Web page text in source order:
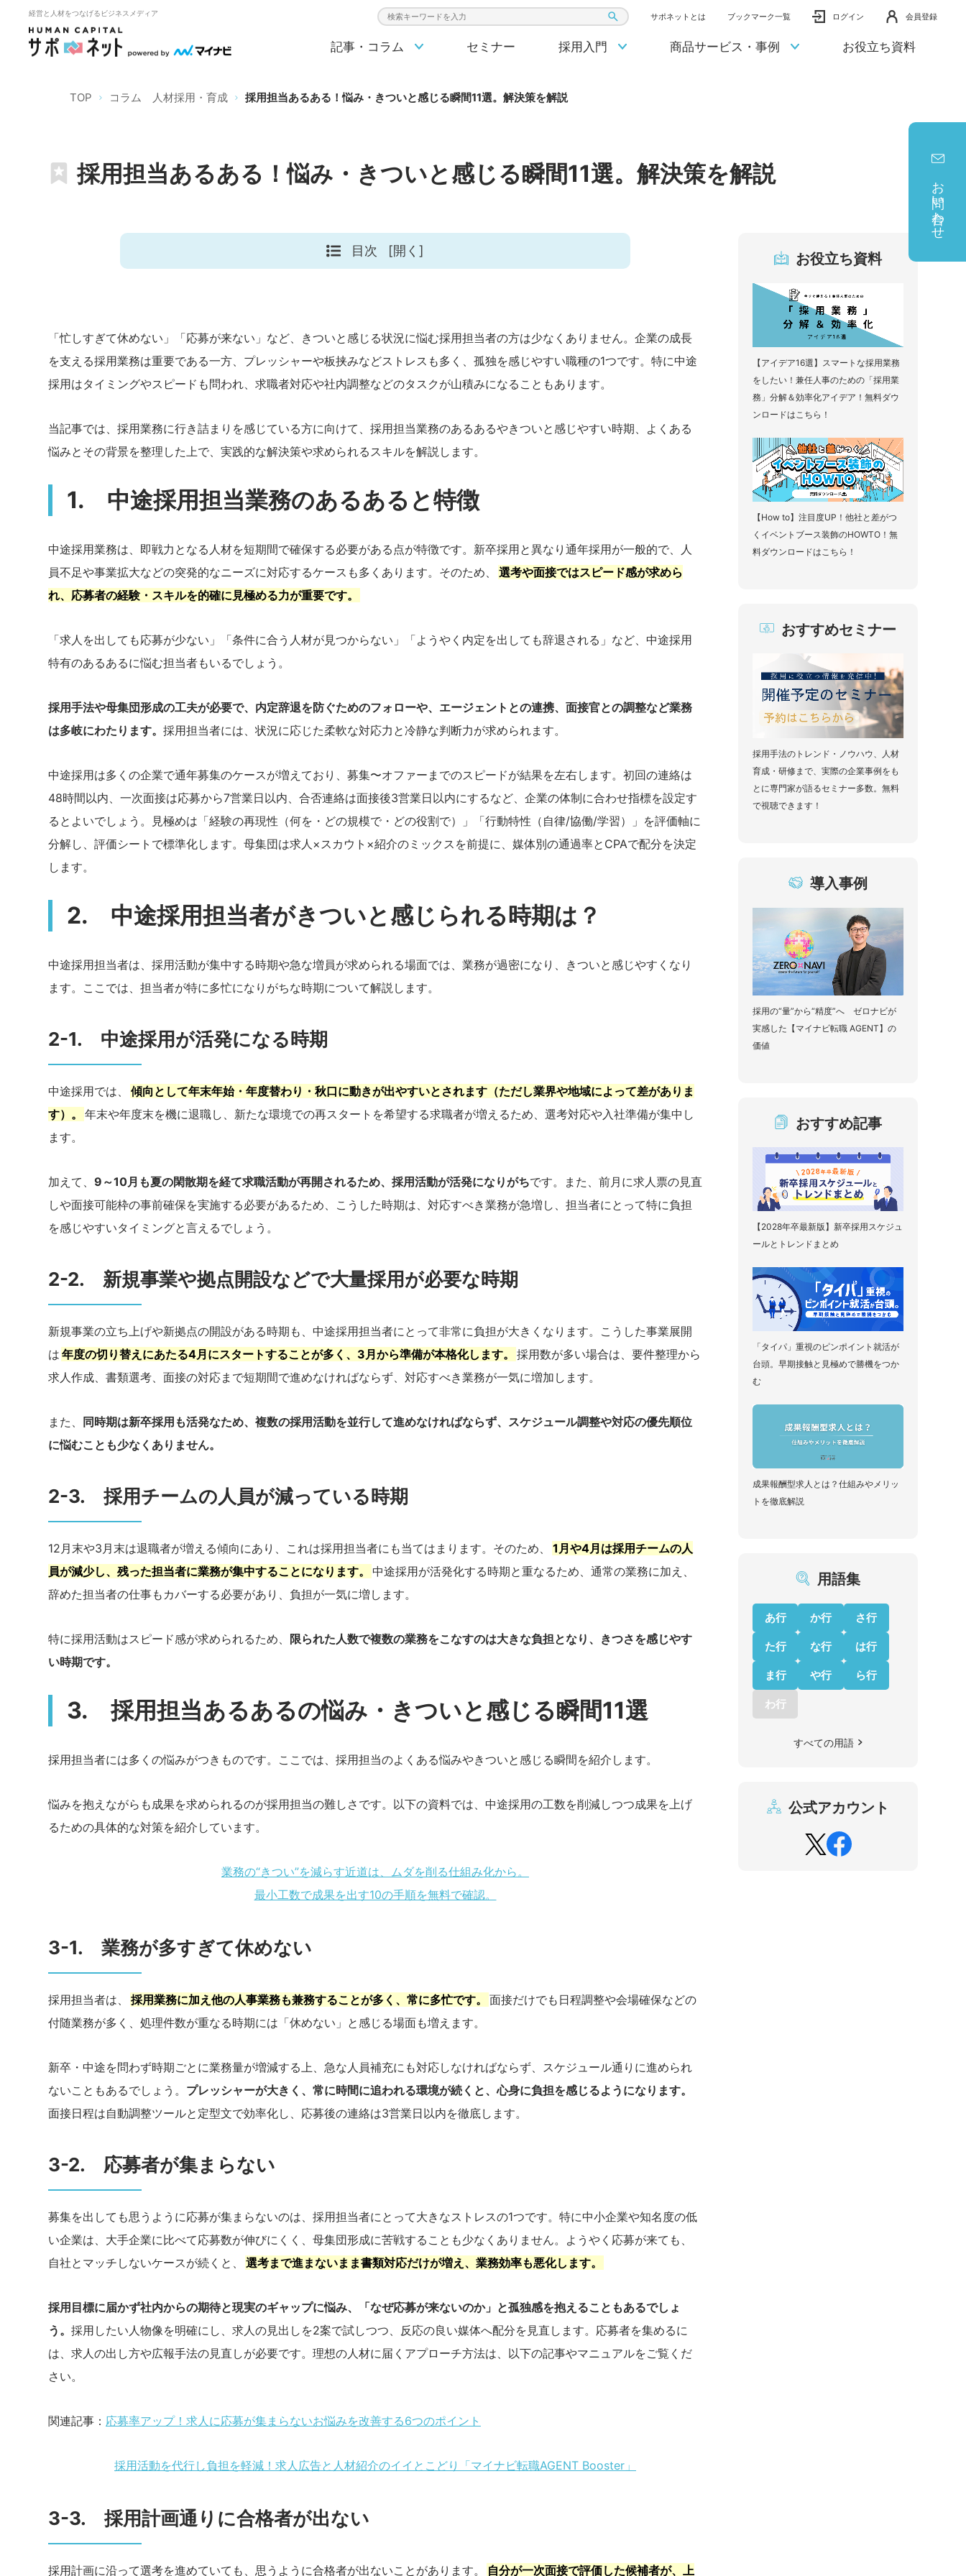
経営と人材をつなげるビジネスメディア
検索キーワード入力 サポネットとは ブックマーク一覧 ログイン 会員登録
記事・コラム セミナー 採用入門 商品サービス・事例 お役立ち資料
お問い合わせ
TOP コラム 人材採用・育成 採用担当あるある！悩み・きついと感じる瞬間11選。解決策を解説
採用担当あるある！悩み・きついと感じる瞬間11選。解決策を解説
目次 [開く]
「忙しすぎて休めない」「応募が来ない」など、きついと感じる状況に悩む採用担当者の方は少なくありません。企業の成長
を支える採用業務は重要である一方、プレッシャーや板挟みなどストレスも多く、孤独を感じやすい職種の1つです。特に中途
採用はタイミングやスピードも問われ、求職者対応や社内調整などのタスクが山積みになることもあります。
当記事では、採用業務に行き詰まりを感じている方に向けて、採用担当業務のあるあるやきついと感じやすい時期、よくある
悩みとその背景を整理した上で、実践的な解決策や求められるスキルを解説します。
1. 中途採用担当業務のあるあると特徴
中途採用業務は、即戦力となる人材を短期間で確保する必要がある点が特徴です。新卒採用と異なり通年採用が一般的で、人
員不足や事業拡大などの突発的なニーズに対応するケースも多くあります。そのため、
選考や面接ではスピード感が求めら
れ、応募者の経験・スキルを的確に見極める力が重要です。
「求人を出しても応募が少ない」「条件に合う人材が見つからない」「ようやく内定を出しても辞退される」など、中途採用
特有のあるあるに悩む担当者もいるでしょう。
採用手法や母集団形成の工夫が必要で、内定辞退を防ぐためのフォローや、エージェントとの連携、面接官との調整など業務
は多岐にわたります。 採用担当者には、状況に応じた柔軟な対応力と冷静な判断力が求められます。
中途採用は多くの企業で通年募集のケースが増えており、募集〜オファーまでのスピードが結果を左右します。初回の連絡は
48時間以内、一次面接は応募から7営業日以内、合否連絡は面接後3営業日以内にするなど、企業の体制に合わせ指標を設定す
るとよいでしょう。見極めは「経験の再現性（何を・どの規模で・どの役割で）」「行動特性（自律/協働/学習）」を評価軸に
分解し、評価シートで標準化します。母集団は求人×スカウト×紹介のミックスを前提に、媒体別の通過率とCPAで配分を決定
します。
2. 中途採用担当者がきついと感じられる時期は？
中途採用担当者は、採用活動が集中する時期や急な増員が求められる場面では、業務が過密になり、きついと感じやすくなり
ます。ここでは、担当者が特に多忙になりがちな時期について解説します。
2-1. 中途採用が活発になる時期
中途採用では、
傾向として年末年始・年度替わり・秋口に動きが出やすいとされます（ただし業界や地域によって差がありま
す）。
年末や年度末を機に退職し、新たな環境での再スタートを希望する求職者が増えるため、選考対応や入社準備が集中し
ます。
加えて、 9～10月も夏の閑散期を経て求職活動が再開されるため、採用活動が活発になりがちです。また、前月に求人票の見直
しや面接可能枠の事前確保を実施する必要があるため、こうした時期は、対応すべき業務が急増し、担当者にとって特に負担
を感じやすいタイミングと言えるでしょう。
2-2. 新規事業や拠点開設などで大量採用が必要な時期
新規事業の立ち上げや新拠点の開設がある時期も、中途採用担当者にとって非常に負担が大きくなります。こうした事業展開
は 年度の切り替えにあたる4月にスタートすることが多く、3月から準備が本格化します。
採用数が多い場合は、要件整理から
求人作成、書類選考、面接の対応まで短期間で進めなければならず、対応すべき業務が一気に増加します。
また、
同時期は新卒採用も活発なため、複数の採用活動を並行して進めなければならず、スケジュール調整や対応の優先順位
に悩むことも少なくありません。
2-3. 採用チームの人員が減っている時期
12月末や3月末は退職者が増える傾向にあり、これは採用担当者にも当てはまります。そのため、
1月や4月は採用チームの人
員が減少し、残った担当者に業務が集中することになります。
中途採用が活発化する時期と重なるため、通常の業務に加え、
辞めた担当者の仕事もカバーする必要があり、負担が一気に増します。
特に採用活動はスピード感が求められるため、 限られた人数で複数の業務をこなすのは大きな負担となり、きつさを感じやす
い時期です。
3. 採用担当あるあるの悩み・きついと感じる瞬間11選
採用担当者には多くの悩みがつきものです。ここでは、採用担当のよくある悩みやきついと感じる瞬間を紹介します。
悩みを抱えながらも成果を求められるのが採用担当の難しさです。以下の資料では、中途採用の工数を削減しつつ成果を上げ
るための具体的な対策を紹介しています。
業務の“きつい”を減らす近道は、ムダを削る仕組み化から。
最小工数で成果を出す10の手順を無料で確認。
3-1. 業務が多すぎて休めない
採用担当者は、 採用業務に加え他の人事業務も兼務することが多く、常に多忙です。
面接だけでも日程調整や会場確保などの
付随業務が多く、処理件数が重なる時期には「休めない」と感じる場面も増えます。
新卒・中途を問わず時期ごとに業務量が増減する上、急な人員補充にも対応しなければならず、スケジュール通りに進められ
ないこともあるでしょう。 プレッシャーが大きく、常に時間に追われる環境が続くと、心身に負担を感じるようになります。
面接日程は自動調整ツールと定型文で効率化し、応募後の連絡は3営業日以内を徹底します。
3-2. 応募者が集まらない
募集を出しても思うように応募が集まらないのは、採用担当者にとって大きなストレスの1つです。特に中小企業や知名度の低
い企業は、大手企業に比べて応募数が伸びにくく、母集団形成に苦戦することも少なくありません。ようやく応募が来ても、
自社とマッチしないケースが続くと、
選考まで進まないまま書類対応だけが増え、業務効率も悪化します。
採用目標に届かず社内からの期待と現実のギャップに悩み、「なぜ応募が来ないのか」と孤独感を抱えることもあるでしょ
う。 採用したい人物像を明確にし、求人の見出しを2案で試しつつ、反応の良い媒体へ配分を見直します。応募者を集めるに
は、求人の出し方や広報手法の見直しが必要です。理想の人材に届くアプローチ方法は、以下の記事やマニュアルをご覧くだ
さい。
関連記事： 応募率アップ！求人に応募が集まらないお悩みを改善する6つのポイント
採用活動を代行し負担を軽減！求人広告と人材紹介のイイとこどり「マイナビ転職AGENT Booster」
3-3. 採用計画通りに合格者が出ない
採用計画に沿って選考を進めていても、思うように合格者が出ないことがあります。 自分が一次面接で評価した候補者が、上
お役立ち資料
【アイデア16選】スマートな採用業務
をしたい！兼任人事のための「採用業
務」分解＆効率化アイデア！無料ダウ
ンロードはこちら！
【How to】注目度UP！他社と差がつ
くイベントブース装飾のHOWTO！無
料ダウンロードはこちら！
おすすめセミナー
採用手法のトレンド・ノウハウ、人材
育成・研修まで、実際の企業事例をも
とに専門家が語るセミナー多数。無料
で視聴できます！
導入事例
採用の“量”から“精度”へ ゼロナビが
実感した【マイナビ転職 AGENT】の
価値
おすすめ記事
【2028年卒最新版】新卒採用スケジュ
ールとトレンドまとめ
「タイパ」重視のピンポイント就活が
台頭。早期接触と見極めで勝機をつか
む
成果報酬型求人とは？仕組みやメリッ
トを徹底解説
用語集
あ行 か行 さ行
た行 な行 は行
ま行 や行 ら行
わ行
すべての用語
公式アカウント